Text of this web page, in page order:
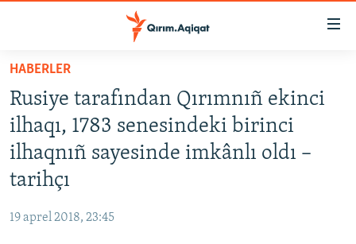
Esas
qaytmaq
Baş
navigatsiyağa
qaytmaq
Qıdıruvğa
SİYASET
İQTİSADİYAT
CEMİYET
İNSAN AQLARI
HABERLER
Rusiye tarafından Qırımnıñ ekinci
ilhaqı, 1783 senesindeki birinci
ilhaqnıñ sayesinde imkânlı oldı –
tarihçı
19 aprel 2018, 23:45